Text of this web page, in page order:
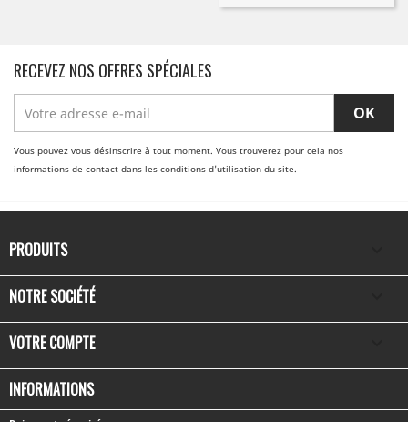
RECEVEZ NOS OFFRES SPÉCIALES
Vous pouvez vous désinscrire à tout moment. Vous trouverez pour cela nos
informations de contact dans les conditions d'utilisation du site.
PRODUITS
NOTRE SOCIÉTÉ
VOTRE COMPTE
INFORMATIONS